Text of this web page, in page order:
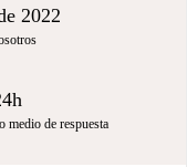
2022
medio de respuesta